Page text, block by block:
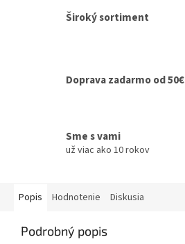
Široký sortiment
Doprava zadarmo od 50€
Sme s vami
už viac ako 10 rokov
Popis Hodnotenie Diskusia
Podrobný popis